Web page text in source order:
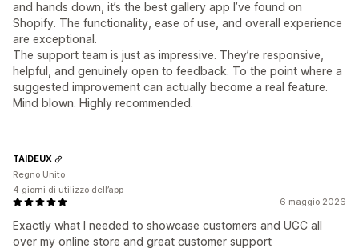
and hands down, it’s the best gallery app I’ve found on
Shopify. The functionality, ease of use, and overall experience
are exceptional.
The support team is just as impressive. They’re responsive,
helpful, and genuinely open to feedback. To the point where a
suggested improvement can actually become a real feature.
Mind blown. Highly recommended.
6 maggio 2026
Exactly what I needed to showcase customers and UGC all
over my online store and great customer support
TAIDEUX
Regno Unito
4 giorni di utilizzo dell’app